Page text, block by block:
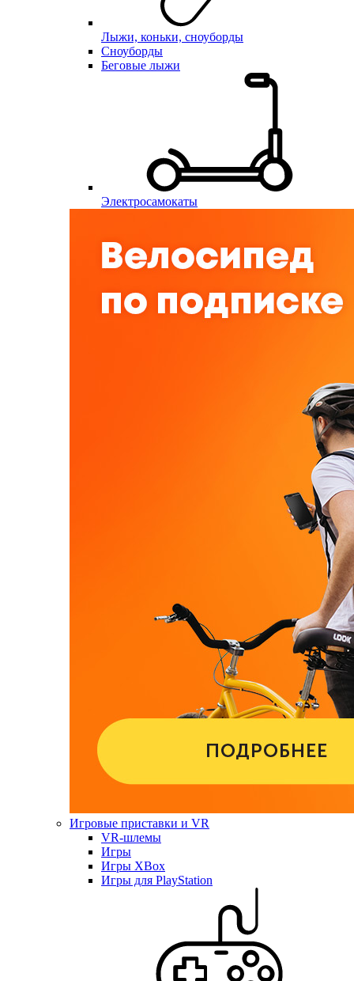
Лыжи, коньки, сноуборды
Сноуборды
Беговые лыжи
Электросамокаты
Игровые приставки и VR
VR-шлемы
Игры
Игры XBox
Игры для PlayStation